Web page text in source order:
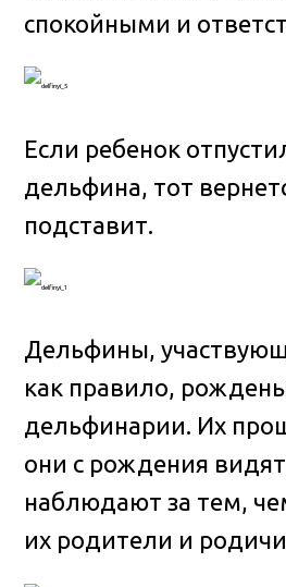
спокойными и
Если ребенок
дельфина, тот
подставит.
Дельфины,
как правило,
дельфинарии. Их
они с рождения
наблюдают за тем,
их родители и